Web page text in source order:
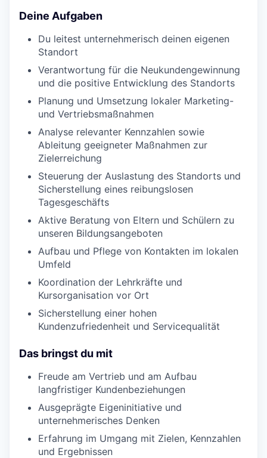
Deine Aufgaben
Du leitest unternehmerisch deinen eigenen
Standort
Verantwortung für die Neukundengewinnung
und die positive Entwicklung des Standorts
Planung und Umsetzung lokaler Marketing-
und Vertriebsmaßnahmen
Analyse relevanter Kennzahlen sowie
Ableitung geeigneter Maßnahmen zur
Zielerreichung
Steuerung der Auslastung des Standorts und
Sicherstellung eines reibungslosen
Tagesgeschäfts
Aktive Beratung von Eltern und Schülern zu
unseren Bildungsangeboten
Aufbau und Pflege von Kontakten im lokalen
Umfeld
Koordination der Lehrkräfte und
Kursorganisation vor Ort
Sicherstellung einer hohen
Kundenzufriedenheit und Servicequalität
Das bringst du mit
Freude am Vertrieb und am Aufbau
langfristiger Kundenbeziehungen
Ausgeprägte Eigeninitiative und
unternehmerisches Denken
Erfahrung im Umgang mit Zielen, Kennzahlen
und Ergebnissen